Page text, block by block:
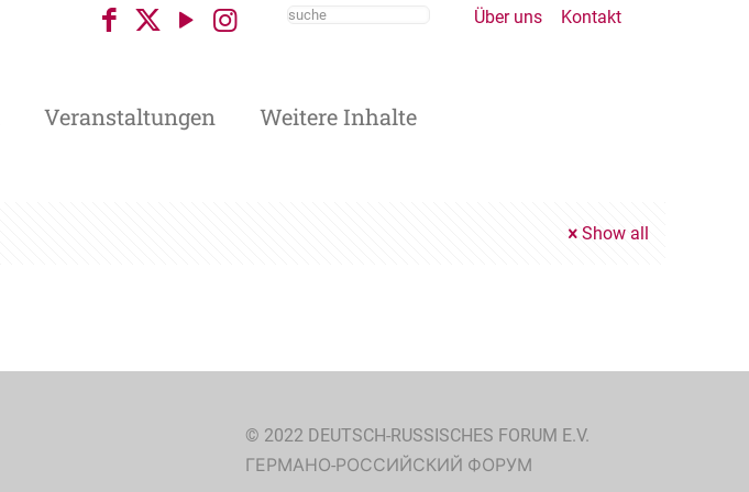
Über uns Kontakt
Veranstaltungen Weitere Inhalte
Show all
© 2022 DEUTSCH-RUSSISCHES FORUM E.V.
ГЕРМАНО-РОССИЙСКИЙ ФОРУМ